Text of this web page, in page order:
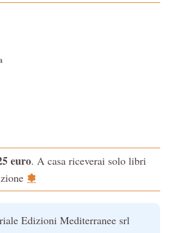
euro. A casa riceverai solo libri
✽
Edizioni Mediterranee srl